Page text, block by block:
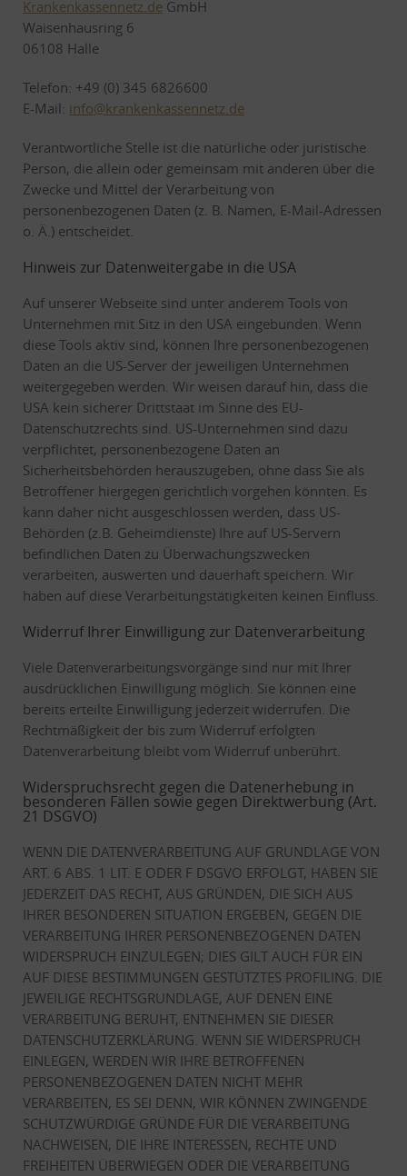
Krankenkassennetz.de GmbH
Waisenhausring 6
06108 Halle
Telefon: +49 (0) 345 6826600
E-Mail: info@krankenkassennetz.de
Verantwortliche Stelle ist die natürliche oder juristische
Person, die allein oder gemeinsam mit anderen über die
Zwecke und Mittel der Verarbeitung von
personenbezogenen Daten (z. B. Namen, E-Mail-Adressen
o. Ä.) entscheidet.
Hinweis zur Datenweitergabe in die USA
Auf unserer Webseite sind unter anderem Tools von
Unternehmen mit Sitz in den USA eingebunden. Wenn
diese Tools aktiv sind, können Ihre personenbezogenen
Daten an die US-Server der jeweiligen Unternehmen
weitergegeben werden. Wir weisen darauf hin, dass die
USA kein sicherer Drittstaat im Sinne des EU-
Datenschutzrechts sind. US-Unternehmen sind dazu
verpflichtet, personenbezogene Daten an
Sicherheitsbehörden herauszugeben, ohne dass Sie als
Betroffener hiergegen gerichtlich vorgehen könnten. Es
kann daher nicht ausgeschlossen werden, dass US-
Behörden (z.B. Geheimdienste) Ihre auf US-Servern
befindlichen Daten zu Überwachungszwecken
verarbeiten, auswerten und dauerhaft speichern. Wir
haben auf diese Verarbeitungstätigkeiten keinen Einfluss.
Widerruf Ihrer Einwilligung zur Datenverarbeitung
Viele Datenverarbeitungsvorgänge sind nur mit Ihrer
ausdrücklichen Einwilligung möglich. Sie können eine
bereits erteilte Einwilligung jederzeit widerrufen. Die
Rechtmäßigkeit der bis zum Widerruf erfolgten
Datenverarbeitung bleibt vom Widerruf unberührt.
Widerspruchsrecht gegen die Datenerhebung in
besonderen Fällen sowie gegen Direktwerbung (Art.
21 DSGVO)
WENN DIE DATENVERARBEITUNG AUF GRUNDLAGE VON
ART. 6 ABS. 1 LIT. E ODER F DSGVO ERFOLGT, HABEN SIE
JEDERZEIT DAS RECHT, AUS GRÜNDEN, DIE SICH AUS
IHRER BESONDEREN SITUATION ERGEBEN, GEGEN DIE
VERARBEITUNG IHRER PERSONENBEZOGENEN DATEN
WIDERSPRUCH EINZULEGEN; DIES GILT AUCH FÜR EIN
AUF DIESE BESTIMMUNGEN GESTÜTZTES PROFILING. DIE
JEWEILIGE RECHTSGRUNDLAGE, AUF DENEN EINE
VERARBEITUNG BERUHT, ENTNEHMEN SIE DIESER
DATENSCHUTZERKLÄRUNG. WENN SIE WIDERSPRUCH
EINLEGEN, WERDEN WIR IHRE BETROFFENEN
PERSONENBEZOGENEN DATEN NICHT MEHR
VERARBEITEN, ES SEI DENN, WIR KÖNNEN ZWINGENDE
SCHUTZWÜRDIGE GRÜNDE FÜR DIE VERARBEITUNG
NACHWEISEN, DIE IHRE INTERESSEN, RECHTE UND
FREIHEITEN ÜBERWIEGEN ODER DIE VERARBEITUNG